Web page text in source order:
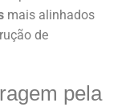
mais alinhados
de
pela